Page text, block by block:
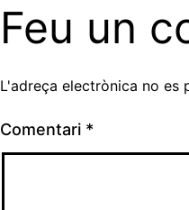
Feu un
L'adreça electrònica no es
Comentari *